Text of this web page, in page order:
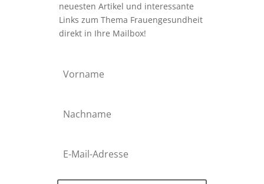
neuesten Artikel und interessante
Links zum Thema Frauengesundheit
direkt in Ihre Mailbox!